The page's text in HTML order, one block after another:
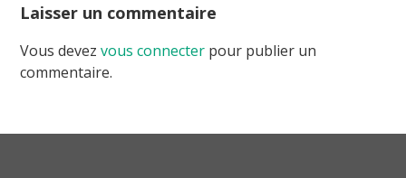
Laisser un commentaire
Vous devezvous connecter pour publier un
commentaire.